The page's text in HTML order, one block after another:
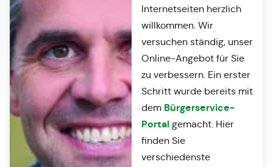
Internetseiten herzlich
willkommen. Wir
versuchen ständig, unser
Online-Angebot für Sie
zu verbessern. Ein erster
Schritt wurde bereits mit
dem Bürgerservice-
Portalgemacht. Hier
finden Sie
verschiedenste